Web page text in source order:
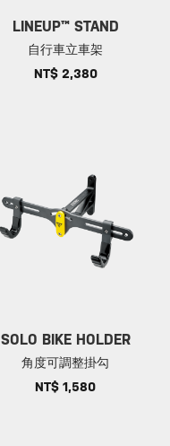
LINEUP™ STAND
自行車立車架
NT$ 2,380
SOLO BIKE HOLDER
角度可調整掛勾
NT$ 1,580